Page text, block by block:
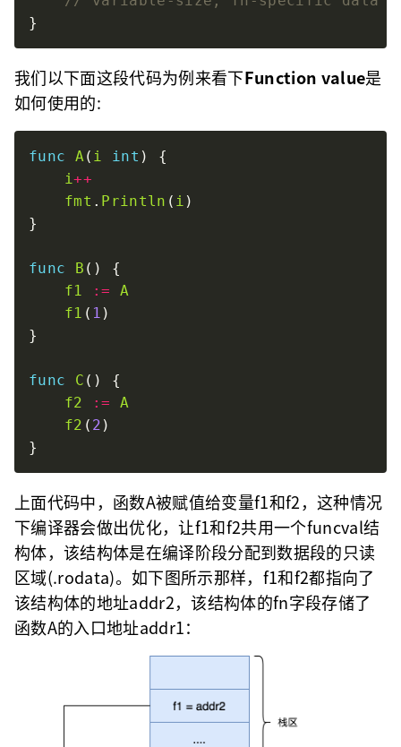
我们以下面这段代码为例来看下Function value是
如何使用的:
func A( i int
i++
fmt . Println ( i
func B
f1
:=
A
f1 ( 1
func C
f2
:=
A
f2 ( 2
上面代码中，函数A被赋值给变量f1和f2，这种情况
下编译器会做出优化，让f1和f2共用一个funcval结
构体，该结构体是在编译阶段分配到数据段的只读
区域(.rodata)。如下图所示那样，f1和f2都指向了
该结构体的地址addr2，该结构体的fn字段存储了
函数A的入口地址addr1：